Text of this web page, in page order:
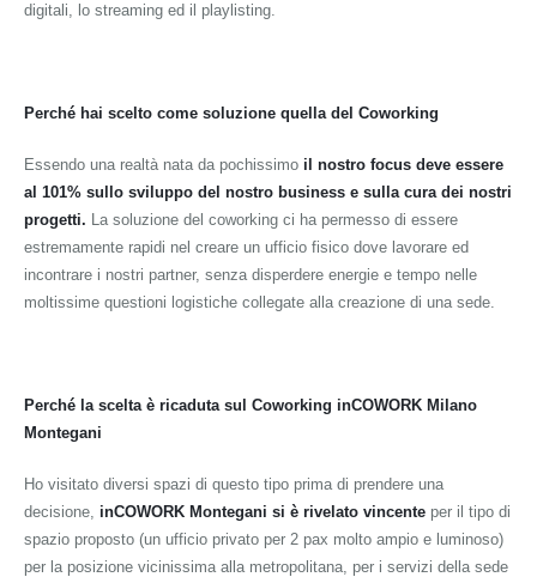
digitali, lo streaming ed il playlisting.
Perché hai scelto come soluzione quella del Coworking
Essendo una realtà nata da pochissimo il nostro focus deve essere
al 101% sullo sviluppo del nostro business e sulla cura dei nostri
progetti. La soluzione del coworking ci ha permesso di essere
estremamente rapidi nel creare un ufficio fisico dove lavorare ed
incontrare i nostri partner, senza disperdere energie e tempo nelle
moltissime questioni logistiche collegate alla creazione di una sede.
Perché la scelta è ricaduta sul Coworking inCOWORK Milano
Montegani
Ho visitato diversi spazi di questo tipo prima di prendere una
decisione, inCOWORK Montegani si è rivelato vincente per il tipo di
spazio proposto (un ufficio privato per 2 pax molto ampio e luminoso)
per la posizione vicinissima alla metropolitana, per i servizi della sede